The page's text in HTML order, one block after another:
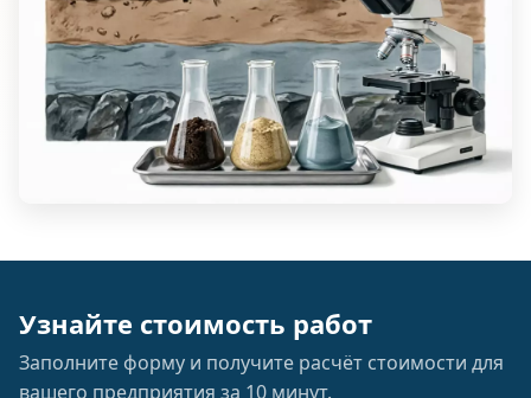
Узнайте стоимость работ
Заполните форму и получите расчёт стоимости для
вашего предприятия за 10 минут.